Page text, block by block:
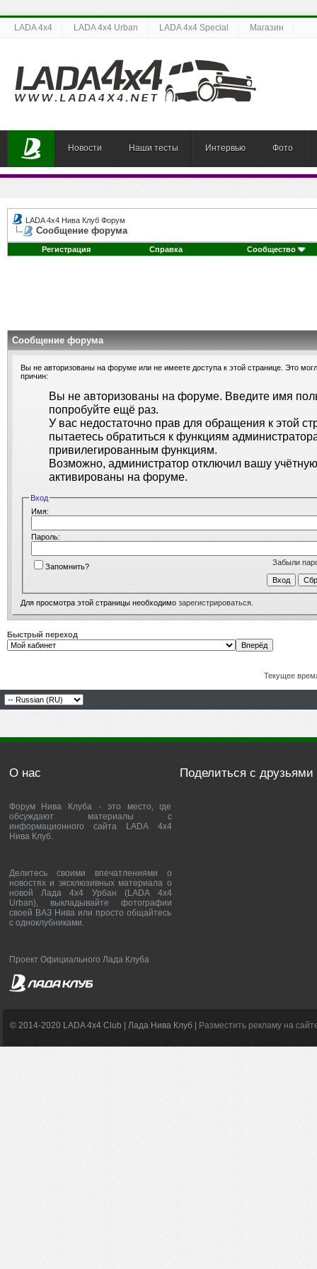
LADA 4x4 LADA 4x4 Urban LADA 4x4 Special Магазин
Новости Наши тесты Интервью Фото
LADA 4x4 Нива Клуб Форум
Сообщение форума
Регистрация Справка Сообщество
Сообщение форума
Вы не авторизованы на форуме или не имеете доступа к этой странице. Это
причин:
Вы не авторизованы на форуме. Введите имя
попробуйте ещё раз.
У вас недостаточно прав для обращения к этой
пытаетесь обратиться к функциям
привилегированным функциям.
Возможно, администратор отключил вашу
активированы на форуме.
Вход
Имя:
Пароль:
Забыли
Запомнить?
Для просмотра этой страницы необходимо зарегистрироваться
Быстрый переход
Текущее
О нас
Форум Нива Клуба - это место, где
обсуждают материалы с
информационного сайта LADA 4x4
Нива Клуб.
Делитесь своими впечатлениями о
новостях и эксклюзивных материала о
новой Лада 4х4 Урбан (LADA 4x4
Urban), выкладывайте фотографии
своей ВАЗ Нива или просто общайтесь
с одноклубниками.
Проект Официального Лада Клуба
Поделиться с друзьями
© 2014-2020 LADA 4x4 Club | Лада Нива Клуб | Разместить рекламу на